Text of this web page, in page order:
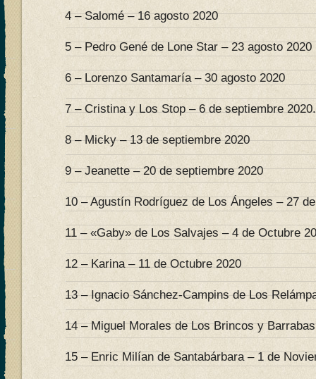
4 – Salomé – 16 agosto 2020
5 – Pedro Gené de Lone Star – 23 agosto 2020
6 – Lorenzo Santamaría – 30 agosto 2020
7 – Cristina y Los Stop – 6 de septiembre 2020.
8 – Micky – 13 de septiembre 2020
9 – Jeanette – 20 de septiembre 2020
10 – Agustín Rodríguez de Los Ángeles – 27
11 – «Gaby» de Los Salvajes – 4 de Octubre
12 – Karina – 11 de Octubre 2020
13 – Ignacio Sánchez-Campins de Los
14 – Miguel Morales de Los Brincos y
15 – Enric Milían de Santabárbara – 1 de